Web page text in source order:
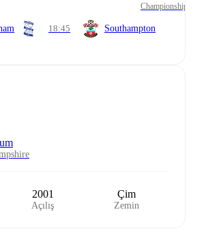
Championship
18:45 Southampton
2001
Açılış
Çim
Zemin